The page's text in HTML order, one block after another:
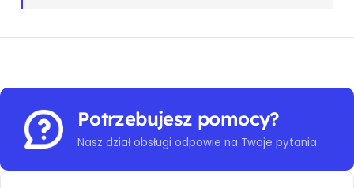
Potrzebujesz pomocy?
Nasz dział obsługi odpowie na Twoje pytania.